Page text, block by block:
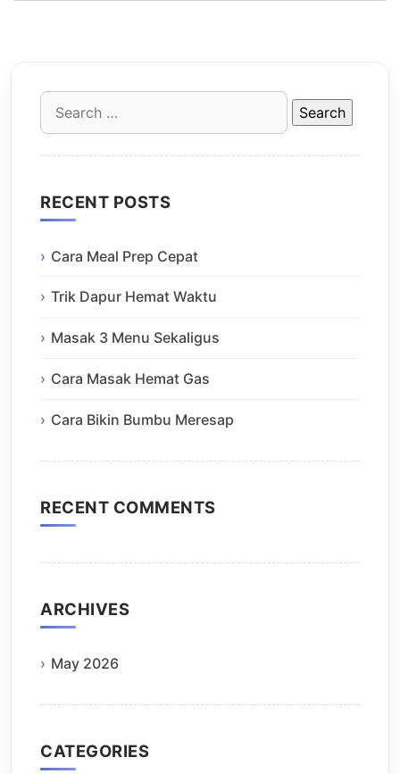
Search
for:
RECENT POSTS
Cara Meal Prep Cepat
Trik Dapur Hemat Waktu
Masak 3 Menu Sekaligus
Cara Masak Hemat Gas
Cara Bikin Bumbu Meresap
RECENT COMMENTS
ARCHIVES
May 2026
CATEGORIES